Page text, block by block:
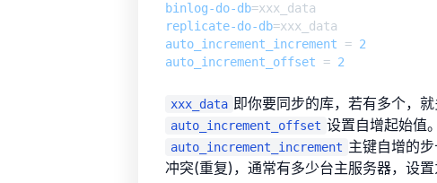
binlog-do-db
replicate-do-db
auto_increment_increment = 2
auto_increment_offset = 2
xxx_data 即你要同步的库，若有多个，就
auto_increment_offset 设置自增起始值。
auto_increment_increment 主键自增的
冲突(重复)，通常有多少台主服务器，设